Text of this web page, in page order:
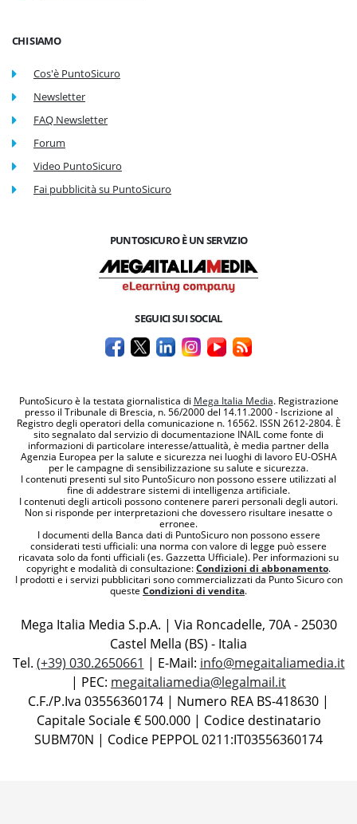
CHI SIAMO
Cos'è PuntoSicuro
Newsletter
FAQ Newsletter
Forum
Video PuntoSicuro
Fai pubblicità su PuntoSicuro
PUNTOSICURO È UN SERVIZIO
SEGUICI SUI SOCIAL
PuntoSicuro è la testata giornalistica di Mega Italia Media. Registrazione
presso il Tribunale di Brescia, n. 56/2000 del 14.11.2000 - Iscrizione al
Registro degli operatori della comunicazione n. 16562. ISSN 2612-2804. È
sito segnalato dal servizio di documentazione INAIL come fonte di
informazioni di particolare interesse/attualità, è media partner della
Agenzia Europea per la salute e sicurezza nei luoghi di lavoro EU-OSHA
per le campagne di sensibilizzazione su salute e sicurezza.
I contenuti presenti sul sito PuntoSicuro non possono essere utilizzati al
fine di addestrare sistemi di intelligenza artificiale.
I contenuti degli articoli possono contenere pareri personali degli autori.
Non si risponde per interpretazioni che dovessero risultare inesatte o
erronee.
I documenti della Banca dati di PuntoSicuro non possono essere
considerati testi ufficiali: una norma con valore di legge può essere
ricavata solo da fonti ufficiali (es. Gazzetta Ufficiale). Per informazioni su
copyright e modalità di consultazione:Condizioni di abbonamento.
I prodotti e i servizi pubblicitari sono commercializzati da Punto Sicuro con
queste Condizioni di vendita.
Mega Italia Media S.p.A. | Via Roncadelle, 70A - 25030
Castel Mella (BS) - Italia
Tel. (+39) 030.2650661 | E-Mail: info@megaitaliamedia.it
| PEC: megaitaliamedia@legalmail.it
C.F./P.Iva 03556360174 | Numero REA BS-418630 |
Capitale Sociale € 500.000 | Codice destinatario
SUBM70N | Codice PEPPOL 0211:IT03556360174